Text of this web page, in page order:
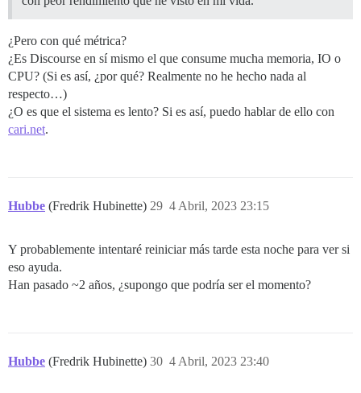
¿Pero con qué métrica?
¿Es Discourse en sí mismo el que consume mucha memoria, IO o
CPU? (Si es así, ¿por qué? Realmente no he hecho nada al
respecto…)
¿O es que el sistema es lento? Si es así, puedo hablar de ello con
cari.net.
Hubbe (Fredrik Hubinette) 4 Abril, 2023 23:15
29
Y probablemente intentaré reiniciar más tarde esta noche para ver si
eso ayuda.
Han pasado ~2 años, ¿supongo que podría ser el momento?
Hubbe (Fredrik Hubinette) 4 Abril, 2023 23:40
30